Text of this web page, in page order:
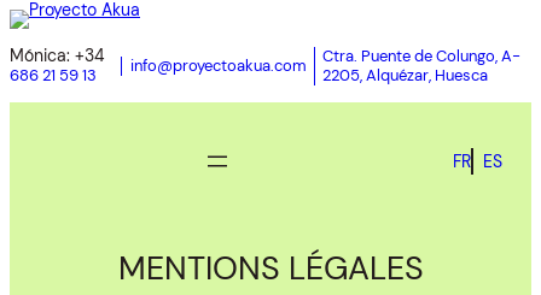
Mónica: +34
686 21 59 13 info@proyectoakua.com
Ctra. Puente de Colungo, A-
2205, Alquézar, Huesca
FR ES
MENTIONS LÉGALES